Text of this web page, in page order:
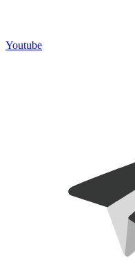
Youtube